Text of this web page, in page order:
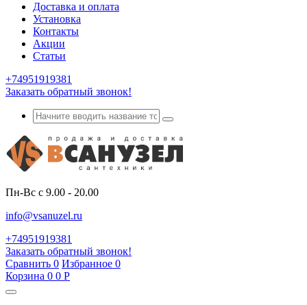
Доставка и оплата
Установка
Контакты
Акции
Статьи
+74951919381
Заказать обратный звонок!
Пн-Вс с 9.00 - 20.00
info@vsanuzel.ru
+74951919381
Заказать обратный звонок!
Сравнить 0 Избранное 0
Корзина 0 0 Р